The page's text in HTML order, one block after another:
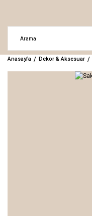
Anasayfa Dekor & Aksesuar